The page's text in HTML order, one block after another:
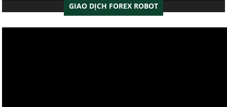
GIAO DỊCH FOREX ROBOT